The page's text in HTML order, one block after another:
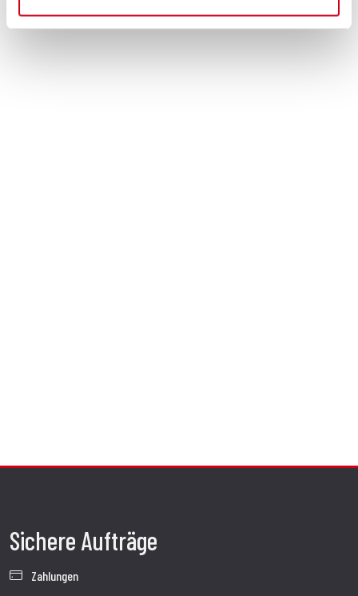
Sichere Aufträge
Zahlungen